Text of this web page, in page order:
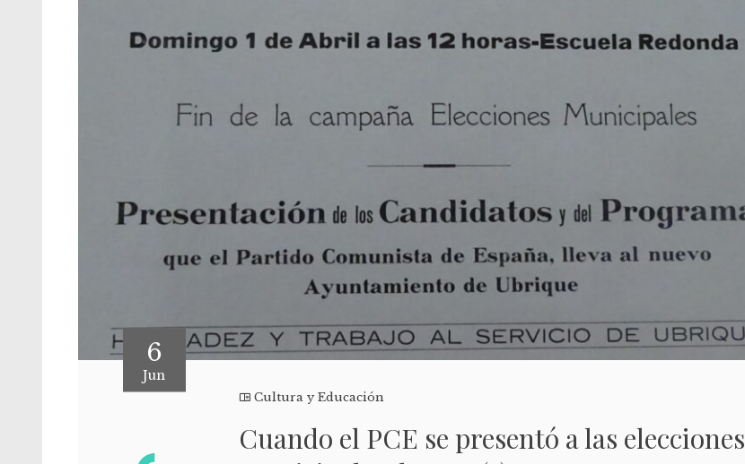
6
Jun
Cultura y Educación
Cuando el PCE se presentó a las elecciones